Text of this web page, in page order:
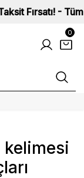
Fırsatı! -
0